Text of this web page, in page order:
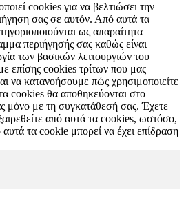
cookies για να βελτιώσει την
σας σε αυτόν. Από αυτά τα
ως απαραίτητα
περιήγησής σας καθώς είναι
των βασικών λειτουργιών του
επίσης cookies τρίτων που μας
να κατανοήσουμε πώς χρησιμοποιείτε
cookies θα αποθηκεύονται στο
μόνο με τη συγκατάθεσή σας. Έχετε
από αυτά τα cookies, ωστόσο,
τα cookie μπορεί να έχει επίδραση